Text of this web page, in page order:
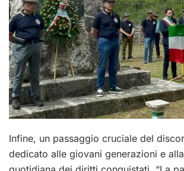
Infine, un passaggio cruciale del
dedicato alle giovani generazioni e